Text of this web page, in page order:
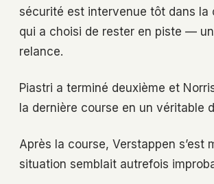
sécurité est intervenue tôt dans la
qui a choisi de rester en piste —
relance.
Piastri a terminé deuxième et
la dernière course en un véritable
Après la course, Verstappen
situation semblait autrefois